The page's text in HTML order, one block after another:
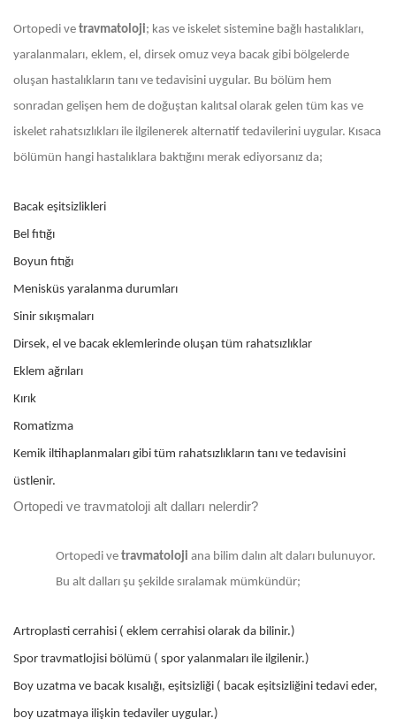
Ortopedi ve travmatoloji; kas ve iskelet sistemine bağlı hastalıkları,
yaralanmaları, eklem, el, dirsek omuz veya bacak gibi bölgelerde
oluşan hastalıkların tanı ve tedavisini uygular. Bu bölüm hem
sonradan gelişen hem de doğuştan kalıtsal olarak gelen tüm kas ve
iskelet rahatsızlıkları ile ilgilenerek alternatif tedavilerini uygular. Kısaca
bölümün hangi hastalıklara baktığını merak ediyorsanız da;
Bacak eşitsizlikleri
Bel fıtığı
Boyun fıtığı
Menisküs yaralanma durumları
Sinir sıkışmaları
Dirsek, el ve bacak eklemlerinde oluşan tüm rahatsızlıklar
Eklem ağrıları
Kırık
Romatizma
Kemik iltihaplanmaları gibi tüm rahatsızlıkların tanı ve tedavisini
üstlenir.
Ortopedi ve travmatoloji alt dalları nelerdir?
Ortopedi ve travmatoloji ana bilim dalın alt daları bulunuyor.
Bu alt dalları şu şekilde sıralamak mümkündür;
Artroplasti cerrahisi ( eklem cerrahisi olarak da bilinir.)
Spor travmatlojisi bölümü ( spor yalanmaları ile ilgilenir.)
Boy uzatma ve bacak kısalığı, eşitsizliği ( bacak eşitsizliğini tedavi eder,
boy uzatmaya ilişkin tedaviler uygular.)